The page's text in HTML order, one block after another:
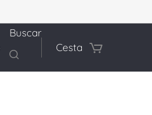
Buscar
Cesta